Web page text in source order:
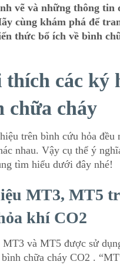
vẽ và những thông tin
cùng khám phá để
thức bổ ích về bình
thích các ký
chữa cháy
trên bình cứu hỏa đều
nhau. Vậy cụ thể ý
tìm hiểu dưới đây nhé!
MT3, MT5
khí CO2
và MT5 được sử
chữa cháy CO2 .